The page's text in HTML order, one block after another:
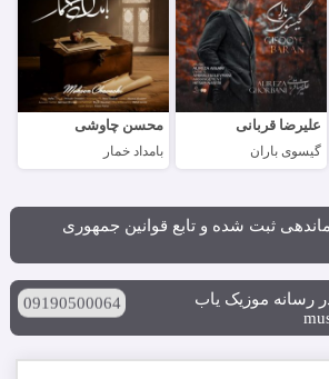
علیرضا قربانی
گیسوی باران
محسن چاوشی
بامداد خمار
ثبت شده و تابع قوانین جمهوری
رسانه موزیک یاب
09190500064